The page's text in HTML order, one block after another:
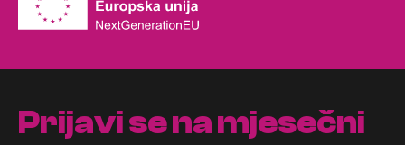
Prijavi se na mjesečni